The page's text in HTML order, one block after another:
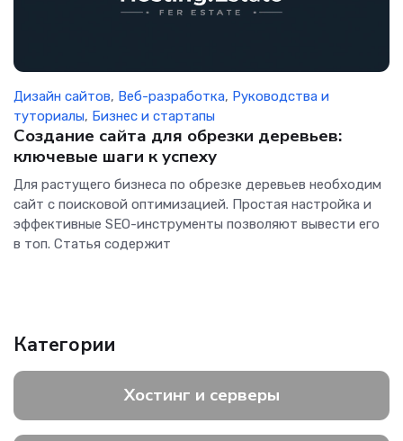
Дизайн сайтов, Веб-разработка, Руководства и
туториалы, Бизнес и стартапы
Создание сайта для обрезки деревьев:
ключевые шаги к успеху
Для растущего бизнеса по обрезке деревьев необходим
сайт с поисковой оптимизацией. Простая настройка и
эффективные SEO-инструменты позволяют вывести его
в топ. Статья содержит
Категории
Хостинг и серверы